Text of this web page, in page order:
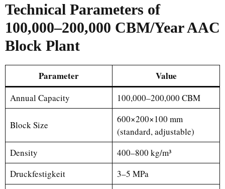
Technical Parameters of
100,000–200,000 CBM/Year AAC
Block Plant
Parameter Value
Annual Capacity 100,000–200,000 CBM
Block Size
600×200×100 mm
(standard, adjustable)
Density
400–800 kg/m³
Druckfestigkeit
3–5 MPa